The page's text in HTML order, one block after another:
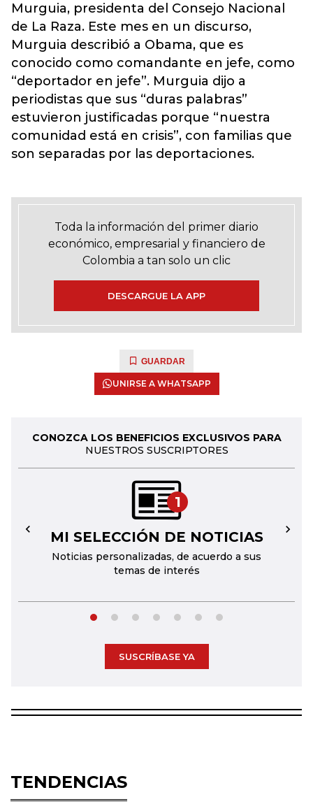
Murguia, presidenta del Consejo Nacional
de La Raza. Este mes en un discurso,
Murguia describió a Obama, que es
conocido como comandante en jefe, como
“deportador en jefe”. Murguia dijo a
periodistas que sus “duras palabras”
estuvieron justificadas porque “nuestra
comunidad está en crisis”, con familias que
son separadas por las deportaciones.
Toda la información del primer diario
económico, empresarial y financiero de
Colombia a tan solo un clic
DESCARGUE LA APP
GUARDAR
UNIRSE A WHATSAPP
CONOZCA LOS BENEFICIOS EXCLUSIVOS PARA
NUESTROS SUSCRIPTORES
1
MI SELECCIÓN DE NOTICIAS
Noticias personalizadas, de acuerdo a sus
temas de interés
← →
SUSCRÍBASE YA
TENDENCIAS